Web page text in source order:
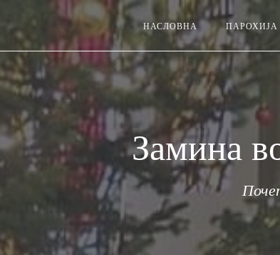
НАСЛОВНА ПАРОХИЈА
Замина